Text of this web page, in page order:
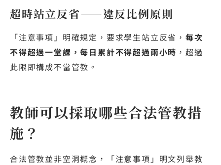
超時站立反省——違反比例原則
「注意事項」明確規定，要求學生站立反省， 每次
不得超過一堂課，每日累計不得超過兩小時 ，超過
此限即構成不當管教。
教師可以採取哪些合法管教措
施？
合法管教並非空洞概念，「注意事項」明文列舉教